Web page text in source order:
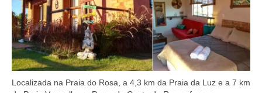
Localizada na Praia do Rosa, a 4,3 km da Praia da Luz e a 7 km